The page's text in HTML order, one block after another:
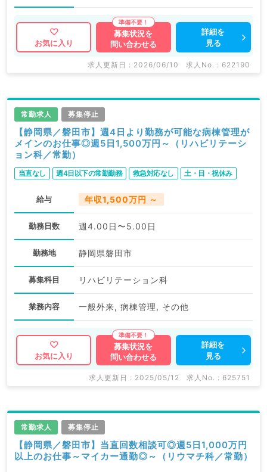
お気に入り
募集状況を
問い合わせる
詳細を
見る
求人更新日 : 2026/06/10 求人No. : 622190
常勤求人 募集停止
【静岡県／磐田市】週4日より勤務が可能な病棟管理が
メインのお仕事◎週5日1,500万円～（リハビリテーシ
ョン科／常勤）
当直なし 週4日以下の常勤勤務 救急対応なし 土・日・祝休み
給与 年収1,500万円 ～
勤務日数 週4.00日〜5.00日
勤務地 静岡県磐田市
募集科目 リハビリテーション科
業務内容 一般外来, 病棟管理, その他
お気に入り
募集状況を
問い合わせる
詳細を
見る
求人更新日 : 2025/05/12 求人No. : 625751
常勤求人 募集停止
【静岡県／磐田市】当直回数相談可◎週5日1,000万円
以上のお仕事～マイカー通勤◎～（リウマチ科／常勤）